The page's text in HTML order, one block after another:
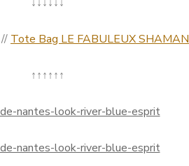
// Tote Bag LE FABULEUX SHAMAN
↑↑↑↑↑↑